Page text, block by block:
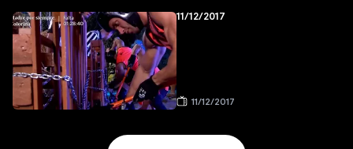
11/12/2017
11/12/2017